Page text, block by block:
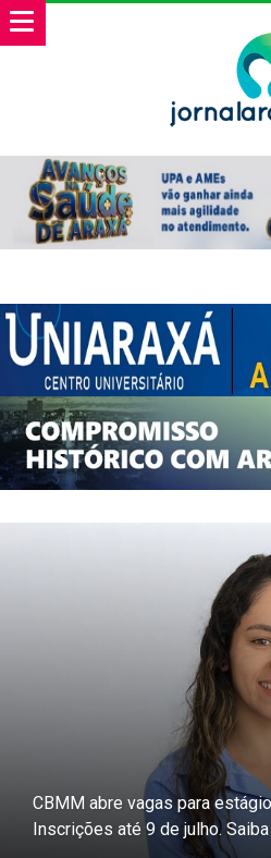
CBMM abre vagas para
Inscrições até 9 de julho.